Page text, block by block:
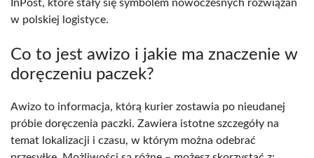
InPost, które stały się symbolem nowoczesnych rozwiązań
w polskiej logistyce.
Co to jest awizo i jakie ma znaczenie w
doręczeniu paczek?
Awizo to informacja, którą kurier zostawia po nieudanej
próbie doręczenia paczki. Zawiera istotne szczegóły na
temat lokalizacji i czasu, w którym można odebrać